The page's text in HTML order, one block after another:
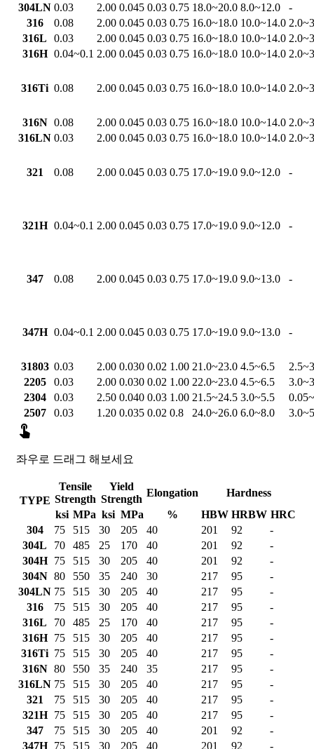
304LN 0.03 2.00 0.045 0.03 0.75 18.0~20.0 8.0~12.0
-
316
0.08 2.00 0.045 0.03 0.75 16.0~18.0 10.0~14.0
316L
0.03 2.00 0.045 0.03 0.75 16.0~18.0 10.0~14.0
316H 0.04~0.1 2.00 0.045 0.03 0.75 16.0~18.0 10.0~14.0
316Ti 0.08 2.00 0.045 0.03 0.75 16.0~18.0 10.0~14.0
316N 0.08 2.00 0.045 0.03 0.75 16.0~18.0 10.0~14.0
316LN 0.03 2.00 0.045 0.03 0.75 16.0~18.0 10.0~14.0
321 0.08 2.00 0.045 0.03 0.75 17.0~19.0 9.0~12.0 -
321H 0.04~0.1 2.00 0.045 0.03 0.75 17.0~19.0 9.0~12.0 -
347 0.08 2.00 0.045 0.03 0.75 17.0~19.0 9.0~13.0 -
347H 0.04~0.1 2.00 0.045 0.03 0.75 17.0~19.0 9.0~13.0 -
31803 0.03 2.00 0.030 0.02 1.00 21.0~23.0 4.5~6.5
2205
0.03 2.00 0.030 0.02 1.00 22.0~23.0 4.5~6.5
2304
0.03 2.50 0.040 0.03 1.00 21.5~24.5 3.0~5.5
2507
0.03 1.20 0.035 0.02 0.8 24.0~26.0 6.0~8.0

좌우로 드래그 해보세요
TYPE
Tensile
Strength
Yield
Strength
Elongation
Hardness
ksi MPa ksi MPa % HBW HRBW HRC
304
75 515 30 205 40 201 92
-
304L
70 485 25 170 40 201 92
-
304H
75 515 30 205 40 201 92
-
304N 80 550 35 240 30 217 95
-
304LN 75 515 30 205 40 217 95
-
316
75 515 30 205 40 217 95
-
316L
70 485 25 170 40 217 95
-
316H
75 515 30 205 40 217 95
-
316Ti 75 515 30 205 40 217 95
-
316N 80 550 35 240 35 217 95
-
316LN 75 515 30 205 40 217 95
-
321
75 515 30 205 40 217 95
-
321H
75 515 30 205 40 217 95
-
347
75 515 30 205 40 201 92
-
347H
75 515 30 205 40 201 92 -